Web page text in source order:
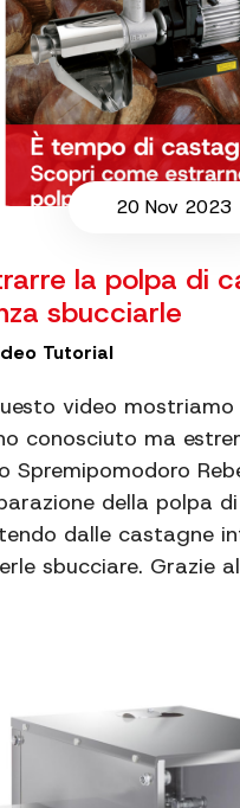
20 Nov 2023
la polpa di
sbucciarle
Tutorial
video mostriamo
conosciuto ma
Spremipomodoro
della polpa
dalle castagne
sbucciare. Grazie